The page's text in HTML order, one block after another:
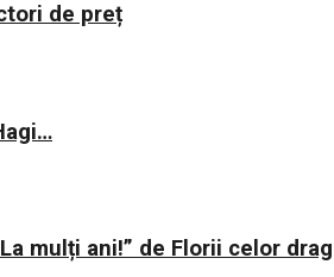
de preț
mulți ani!” de Florii celor